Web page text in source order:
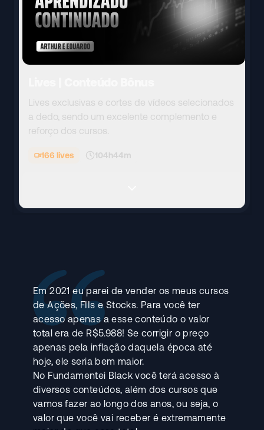
Lives exclusivas e cortes de vídeos selecionados
a dedo, sendo um excelente complemento e
reforço dos cursos.
166 lives 104h44m
Em 2021 eu parei de vender os meus cursos
de Ações, FIIs e Stocks. Para você ter
acesso apenas a esse conteúdo o valor
total era de R$5.988! Se corrigir o preço
apenas pela inflação daquela época até
hoje, ele seria bem maior.
No Fundamentei Black você terá acesso à
diversos conteúdos, além dos cursos que
vamos fazer ao longo dos anos, ou seja, o
valor que você vai receber é extremamente